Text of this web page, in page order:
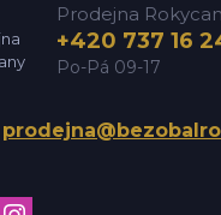
Prodejna
+420 737 16
Po-Pá 09-17